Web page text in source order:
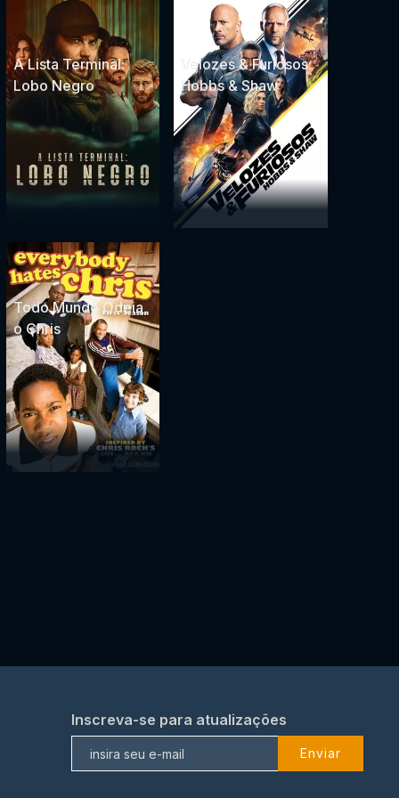
A Lista Terminal:
Lobo Negro
Velozes & Furiosos:
Hobbs & Shaw
Todo Mundo Odeia
o Chris
Inscreva-se para atualizações
Enviar